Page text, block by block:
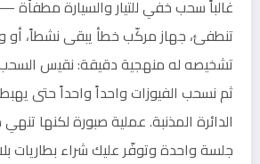
غالباً سحب خفي للتيار والسيارة
تنطفئ، جهاز مركّب خطأ يبقى نشطاً، أو
تشخيصه له منهجية دقيقة: نقيس السحب
ثم نسحب الفيوزات واحداً واحداً حتى
الدائرة المذنبة. عملية صبورة لكنها
جلسة واحدة وتوفّر عليك شراء بطاريات